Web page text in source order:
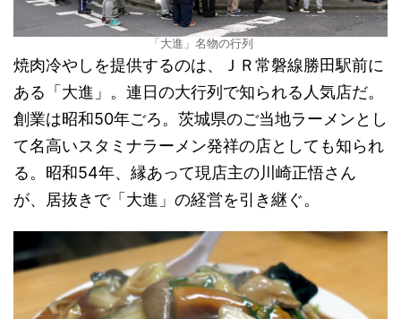
「大進」名物の行列
焼肉冷やしを提供するのは、ＪＲ常磐線勝田駅前に
ある「大進」。連日の大行列で知られる人気店だ。
創業は昭和50年ごろ。茨城県のご当地ラーメンとし
て名高いスタミナラーメン発祥の店としても知られ
る。昭和54年、縁あって現店主の川崎正悟さん
が、居抜きで「大進」の経営を引き継ぐ。